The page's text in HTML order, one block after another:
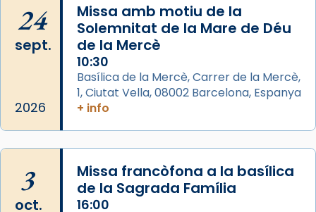
Arquebisbat de Barcelona
2 weeks ago
Memòria de les santes Juliana i
Semproniana, verges i màrtirs.
Acompanyant la història de sant Cugat, a
partir de l’Edat Mitjana sorgeix la tradició
que les santes Juliana (“relatiu a Júlia”) i
Semproniana (“relatiu a Semprònia =
eterna”) són deixebles seves. I l’any 1667, el
frare Joan Gaspar Roig, afirma en una obra
que les santes són filles de l’antiga Iluro.
24
sept.
2026
Missa amb motiu de la
Solemnitat de la Mare de Déu
de la Mercè
10:30
Basílica de la Mercè, Carrer de la Mercè,
1, Ciutat Vella, 08002 Barcelona, Espanya
+ info
3
oct.
Missa francòfona a la basílica
de la Sagrada Família
16:00